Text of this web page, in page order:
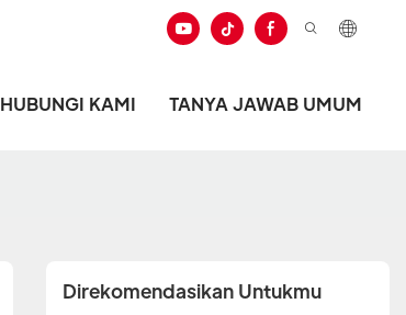
HUBUNGI KAMI TANYA JAWAB UMUM
Direkomendasikan Untukmu